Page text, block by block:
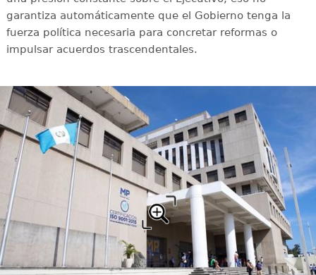
garantiza automáticamente que el Gobierno tenga la
fuerza política necesaria para concretar reformas o
impulsar acuerdos trascendentales.